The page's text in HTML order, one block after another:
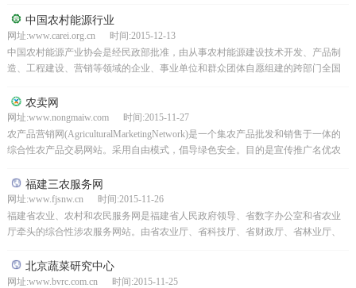
中国农村能源行业
网址:www.carei.org.cn 时间:2015-12-13
中国农村能源产业协会是经民政部批准，由从事农村能源建设技术开发、产品制
造、工程建设、营销等领域的企业、事业单位和群众团体自愿组建的跨部门全国
农卖网
网址:www.nongmaiw.com 时间:2015-11-27
农产品营销网(AgriculturalMarketingNetwork)是一个集农产品批发和销售于一体的
综合性农产品交易网站。采用自由模式，倡导绿色安全。目的是宣传推广名优农
福建三农服务网
网址:www.fjsnw.cn 时间:2015-11-26
福建省农业、农村和农民服务网是福建省人民政府领导、省数字办公室和省农业
厅牵头的综合性涉农服务网站。由省农业厅、省科技厅、省财政厅、省林业厅、
北京蔬菜研究中心
网址:www.bvrc.com.cn 时间:2015-11-25